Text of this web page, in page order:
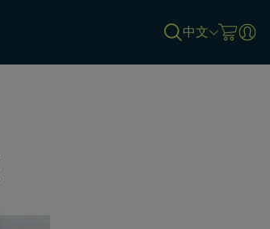
中文